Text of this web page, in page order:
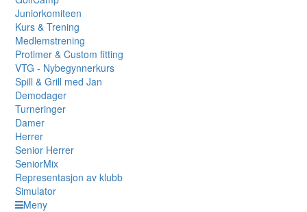
Juniorkomiteen
Kurs & Trening
Medlemstrening
Protimer & Custom fitting
VTG - Nybegynnerkurs
Spill & Grill med Jan
Demodager
Turneringer
Damer
Herrer
Senior Herrer
SeniorMix
Representasjon av klubb
Simulator
Meny